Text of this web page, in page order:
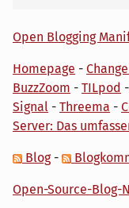
Open Blogging
Homepage -
BuzzZoom - TILpod -
Signal - Threema -
Server: Das
Blog-
Open-Source-Blog-